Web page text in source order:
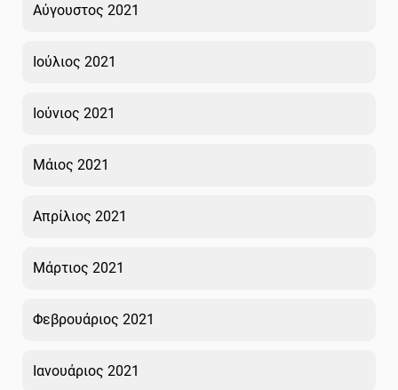
Αύγουστος 2021
Ιούλιος 2021
Ιούνιος 2021
Μάιος 2021
Απρίλιος 2021
Μάρτιος 2021
Φεβρουάριος 2021
Ιανουάριος 2021